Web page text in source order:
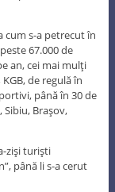
s-a petrecut în
67.000 de
an, cei mai mulţi
de regulă în
până în 30 de
Sibiu, Braşov,
zişi turişti
până li s-a cerut